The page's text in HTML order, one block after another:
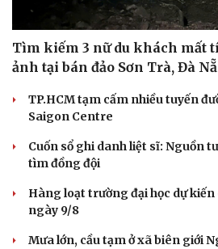
Tìm kiếm 3 nữ du khách mất
ảnh tại bán đảo Sơn Trà, Đà
TP.HCM tạm cấm nhiều tuyến
Saigon Centre
Cuốn sổ ghi danh liệt sĩ: Nguồn
tìm đồng đội
Hàng loạt trường đại học dự
ngày 9/8
Mưa lớn, cầu tạm ở xã biên giới